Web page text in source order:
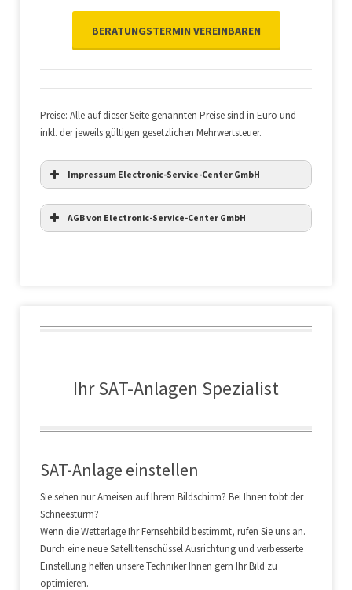
BERATUNGSTERMIN VEREINBAREN
Preise: Alle auf dieser Seite genannten Preise sind in Euro und
inkl. der jeweils gültigen gesetzlichen Mehrwertsteuer.
Impressum Electronic-Service-Center GmbH
AGB von Electronic-Service-Center GmbH
III. Abrechnung nach AufwandDer entstandene Aufwand wird dem Auftraggeber
in Rechnung gestellt, wenn ein Reparaturauftrag nicht ausgeführt werden kann,
weil- der beanstandete Fehler bei der Überprüfung nicht auftrittoder- benötigte
Ersatzteile nicht zu beschaffen sind oder- der Auftraggeber die Durchführung des
Ihr SAT-Anlagen Spezialist
SAT-Anlage einstellen
Sie sehen nur Ameisen auf Ihrem Bildschirm? Bei Ihnen tobt der
Schneesturm?
Wenn die Wetterlage Ihr Fernsehbild bestimmt, rufen Sie uns an.
Durch eine neue Satellitenschüssel Ausrichtung und verbesserte
Einstellung helfen unsere Techniker Ihnen gern Ihr Bild zu
optimieren.